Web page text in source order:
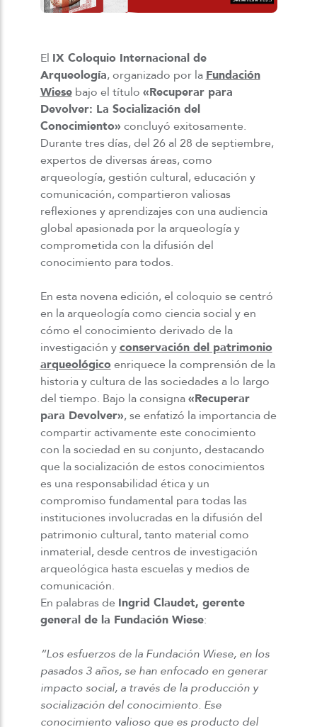
El IX Coloquio Internacional de
Arqueología, organizado por la Fundación
Wiesebajo el título «Recuperar para
Devolver: La Socialización del
Conocimiento» concluyó exitosamente.
Durante tres días, del 26 al 28 de septiembre,
expertos de diversas áreas, como
arqueología, gestión cultural, educación y
comunicación, compartieron valiosas
reflexiones y aprendizajes con una audiencia
global apasionada por la arqueología y
comprometida con la difusión del
conocimiento para todos.
En esta novena edición, el coloquio se centró
en la arqueología como ciencia social y en
cómo el conocimiento derivado de la
investigación yconservación del patrimonio
arqueológico enriquece la comprensión de la
historia y cultura de las sociedades a lo largo
del tiempo. Bajo la consigna«Recuperar
para Devolver», se enfatizó la importancia de
compartir activamente este conocimiento
con la sociedad en su conjunto, destacando
que la socialización de estos conocimientos
es una responsabilidad ética y un
compromiso fundamental para todas las
instituciones involucradas en la difusión del
patrimonio cultural, tanto material como
inmaterial, desde centros de investigación
arqueológica hasta escuelas y medios de
comunicación.
En palabras de Ingrid Claudet, gerente
general de la Fundación Wiese:
“Los esfuerzos de la Fundación Wiese, en los
pasados 3 años, se han enfocado en generar
impacto social, a través de la producción y
socialización del conocimiento. Ese
conocimiento valioso que es producto del